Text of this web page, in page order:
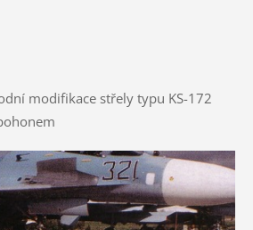
modifikace střely typu KS-172